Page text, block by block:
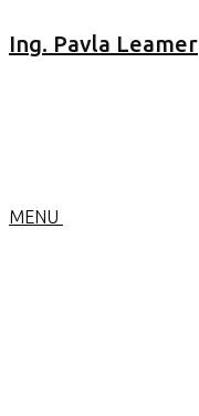
Ing. Pavla Leamer
MENU